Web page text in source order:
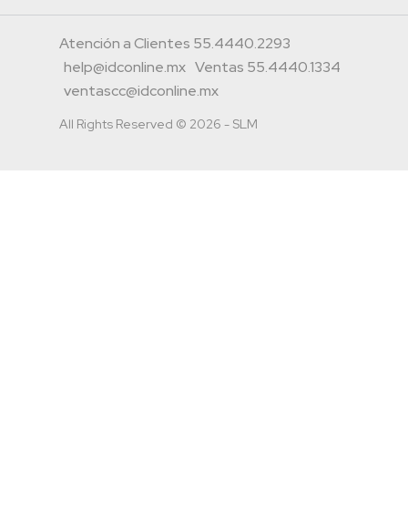
Atención a Clientes 55.4440.2293
help@idconline.mx Ventas 55.4440.1334
ventascc@idconline.mx
All Rights Reserved © 2026 - SLM